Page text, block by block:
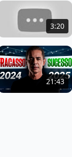
3:20
21:43